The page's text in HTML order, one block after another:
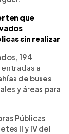
que
sin realizar
194
a
de buses
y áreas para
Públicas
II y IV del